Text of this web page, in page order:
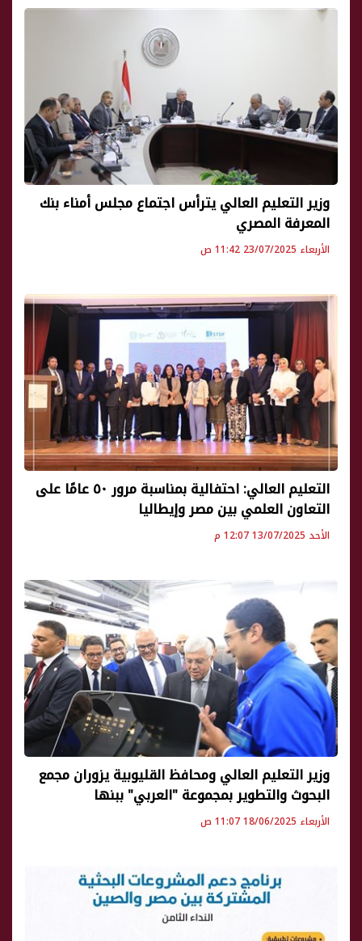
وزير التعليم العالي يترأس اجتماع مجلس أمناء بنك
المعرفة المصري
الأربعاء 23/07/2025 11:42 ص
التعليم العالي: احتفالية بمناسبة مرور ٥٠ عامًا على
التعاون العلمي بين مصر وإيطاليا
الأحد 13/07/2025 12:07 م
وزير التعليم العالي ومحافظ القليوبية يزوران مجمع
البحوث والتطوير بمجموعة "العربي" ببنها
الأربعاء 18/06/2025 11:07 ص